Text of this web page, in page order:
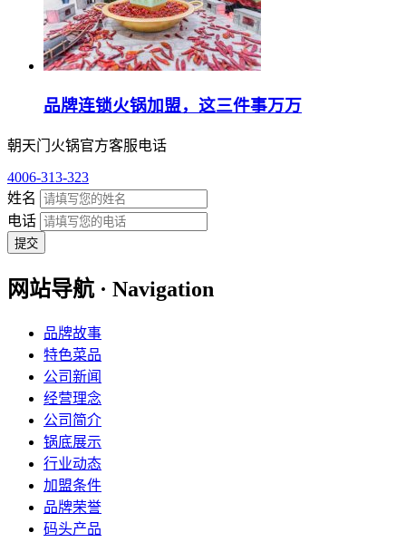
品牌连锁火锅加盟，这三件事万万
朝天门火锅官方客服电话
4006-313-323
姓名
电话
提交
网站导航 · Navigation
品牌故事
特色菜品
公司新闻
经营理念
公司简介
锅底展示
行业动态
加盟条件
品牌荣誉
码头产品